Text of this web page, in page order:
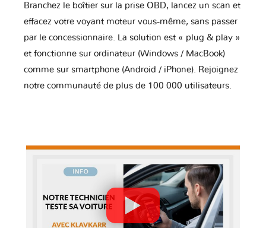
Branchez le boîtier sur la prise OBD, lancez un scan et
effacez votre voyant moteur vous-même, sans passer
par le concessionnaire. La solution est « plug & play »
et fonctionne sur ordinateur (Windows / MacBook)
comme sur smartphone (Android / iPhone). Rejoignez
notre communauté de plus de 100 000 utilisateurs.